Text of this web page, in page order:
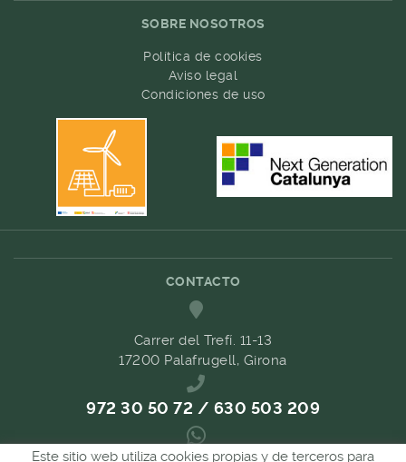
SOBRE NOSOTROS
Política de cookies
Aviso legal
Condiciones de uso
CONTACTO
Carrer del Trefí. 11-13
17200 Palafrugell, Girona
972 30 50 72 / 630 503 209
Este sitio web utiliza cookies propias y de terceros para